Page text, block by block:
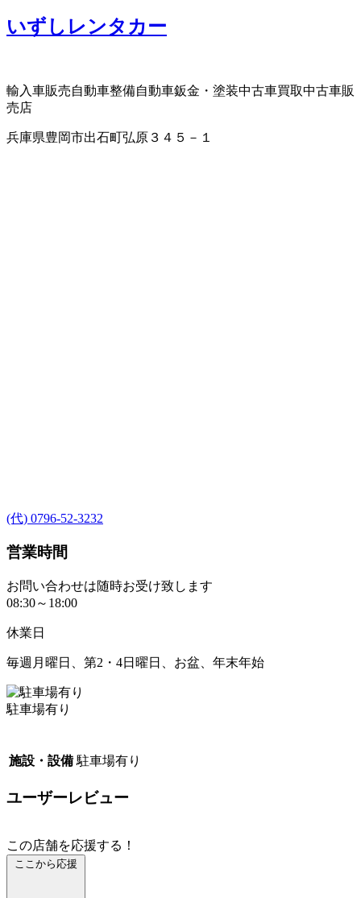
いずしレンタカー
輸入車販売自動車整備自動車鈑金・塗装中古車買取中古車販
売店
兵庫県豊岡市出石町弘原３４５－１
(代) 0796-52-3232
営業時間
お問い合わせは随時お受け致します
08:30～18:00
休業日
毎週月曜日、第2・4日曜日、お盆、年末年始
駐車場有り
施設・設備 駐車場有り
ユーザーレビュー
この店舗を応援する！
ここから応援